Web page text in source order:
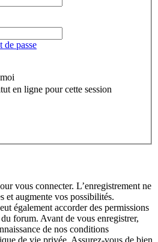
de passe
en ligne pour cette session
vous connecter. L’enregistrement ne
et augmente vos possibilités.
également accorder des permissions
forum. Avant de vous enregistrer,
de nos conditions
de vie privée. Assurez-vous de bien